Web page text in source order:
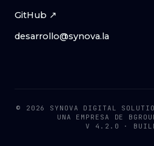
GitHub ↗
desarrollo@synova.la
© 2026 SYNOVA DIGITAL
UNA EMPRESA DE
V 4.2.0 ·